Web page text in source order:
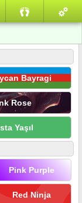
Bayragi
Rose
Yaşıl
Pink Purple
Red Ninja